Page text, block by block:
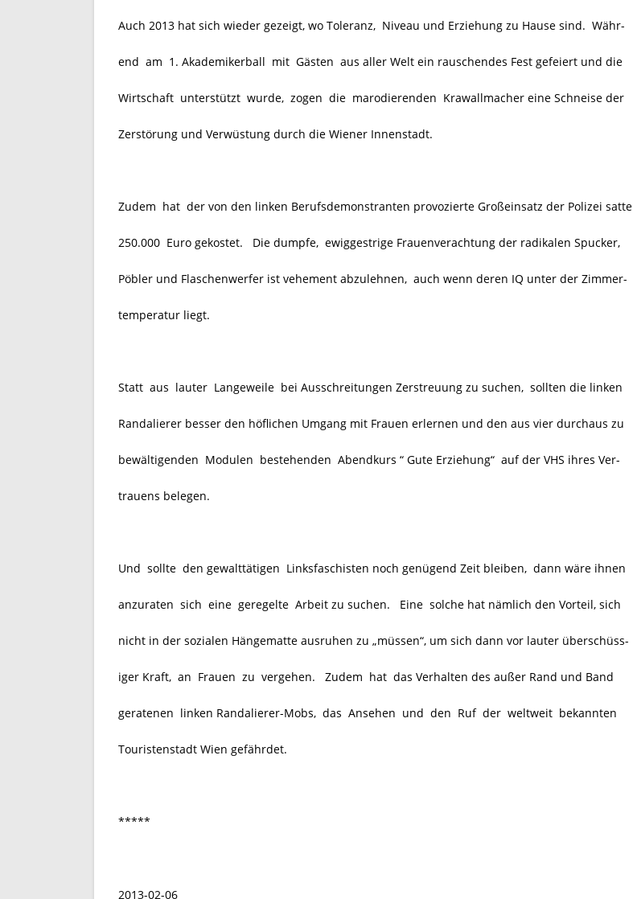
Auch 2013 hat sich wieder gezeigt, wo Toleranz, Niveau und Erziehung zu Hause sind. Währ-
end am 1. Akademikerball mit Gästen aus aller Welt ein rauschendes Fest gefeiert und die
Wirtschaft unterstützt wurde, zogen die marodierenden Krawallmacher eine Schneise der
Zerstörung und Verwüstung durch die Wiener Innenstadt.
Zudem hat der von den linken Berufsdemonstranten provozierte Großeinsatz der Polizei satte
250.000 Euro gekostet. Die dumpfe, ewiggestrige Frauenverachtung der radikalen Spucker,
Pöbler und Flaschenwerfer ist vehement abzulehnen, auch wenn deren IQ unter der Zimmer-
temperatur liegt.
Statt aus lauter Langeweile bei Ausschreitungen Zerstreuung zu suchen, sollten die linken
Randalierer besser den höflichen Umgang mit Frauen erlernen und den aus vier durchaus zu
bewältigenden Modulen bestehenden Abendkurs “ Gute Erziehung“ auf der VHS ihres Ver-
trauens belegen.
Und sollte den gewalttätigen Linksfaschisten noch genügend Zeit bleiben, dann wäre ihnen
anzuraten sich eine geregelte Arbeit zu suchen. Eine solche hat nämlich den Vorteil, sich
nicht in der sozialen Hängematte ausruhen zu „müssen“, um sich dann vor lauter überschüss-
iger Kraft, an Frauen zu vergehen. Zudem hat das Verhalten des außer Rand und Band
geratenen linken Randalierer-Mobs, das Ansehen und den Ruf der weltweit bekannten
Touristenstadt Wien gefährdet.
*****
2013-02-06